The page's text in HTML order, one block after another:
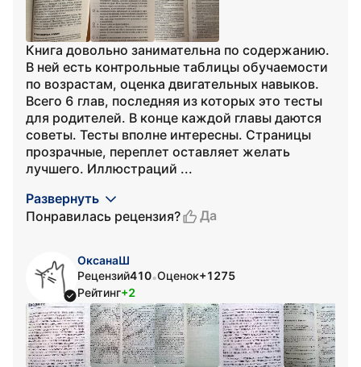
Книга довольно занимательна по содержанию.
В ней есть контрольные таблицы обучаемости
по возрастам, оценка двигательных навыков.
Всего 6 глав, последняя из которых это тесты
для родителей. В конце каждой главы даются
советы. Тесты вполне интересны. Страницы
прозрачные, переплет оставляет желать
лучшего. Иллюстраций ...
Развернуть
Понравилась рецензия?
Да
ОксанаШ
Рецензий410•Оценок+1275
Рейтинг+2